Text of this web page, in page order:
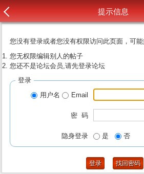
提示信息
您没有登录或者您没有权限访问此页面，可
您无权限编辑别人的帖子
您还不是论坛会员,请先登录论坛
登录
用户名
Email
密 码
隐身登录 是 否